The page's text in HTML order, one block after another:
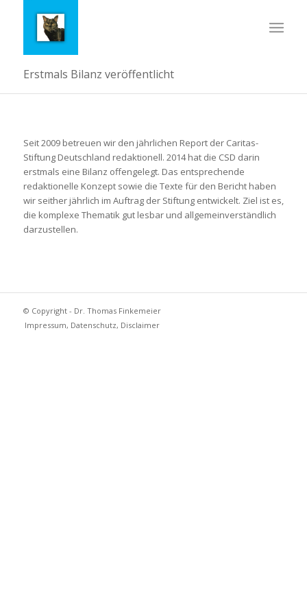
Erstmals Bilanz veröffentlicht
Seit 2009 betreuen wir den jährlichen Report der Caritas-
Stiftung Deutschland redaktionell. 2014 hat die CSD darin
erstmals eine Bilanz offengelegt. Das entsprechende
redaktionelle Konzept sowie die Texte für den Bericht haben
wir seither jährlich im Auftrag der Stiftung entwickelt. Ziel ist es,
die komplexe Thematik gut lesbar und allgemeinverständlich
darzustellen.
© Copyright - Dr. Thomas Finkemeier
Impressum, Datenschutz, Disclaimer